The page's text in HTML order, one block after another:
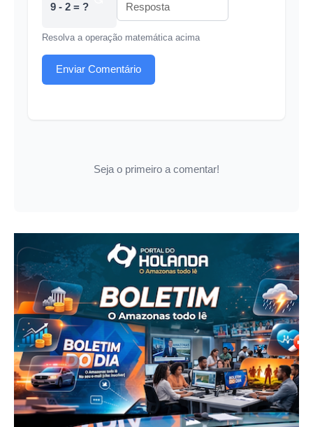
9 - 2 = ?
Resolva a operação matemática acima
Enviar Comentário
Seja o primeiro a comentar!